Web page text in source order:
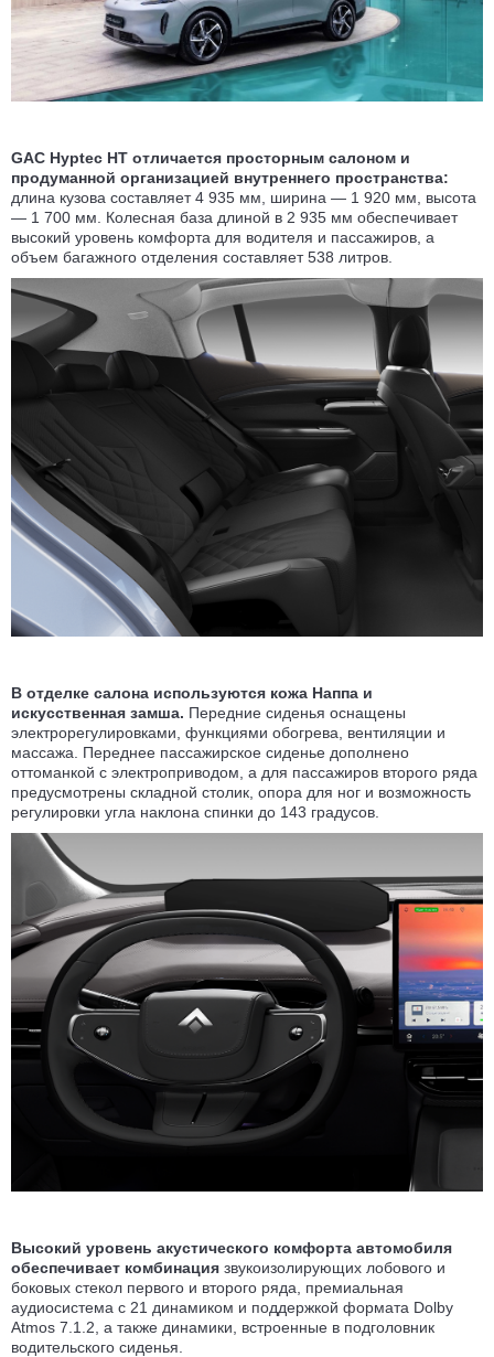
GAC Hyptec HT отличается просторным салоном и
продуманной организацией внутреннего пространства:
длина кузова составляет 4 935 мм, ширина — 1 920 мм, высота
— 1 700 мм. Колесная база длиной в 2 935 мм обеспечивает
высокий уровень комфорта для водителя и пассажиров, а
объем багажного отделения составляет 538 литров.
В отделке салона используются кожа Наппа и
искусственная замша. Передние сиденья оснащены
электрорегулировками, функциями обогрева, вентиляции и
массажа. Переднее пассажирское сиденье дополнено
оттоманкой с электроприводом, а для пассажиров второго ряда
предусмотрены складной столик, опора для ног и возможность
регулировки угла наклона спинки до 143 градусов.
Высокий уровень акустического комфорта автомобиля
обеспечивает комбинация звукоизолирующих лобового и
боковых стекол первого и второго ряда, премиальная
аудиосистема с 21 динамиком и поддержкой формата Dolby
Atmos 7.1.2, а также динамики, встроенные в подголовник
водительского сиденья.